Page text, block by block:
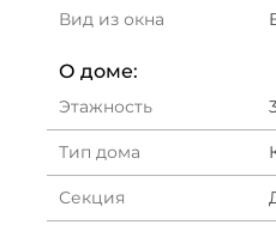
Вид из окна
О доме:
Этажность
Тип дома
Секция